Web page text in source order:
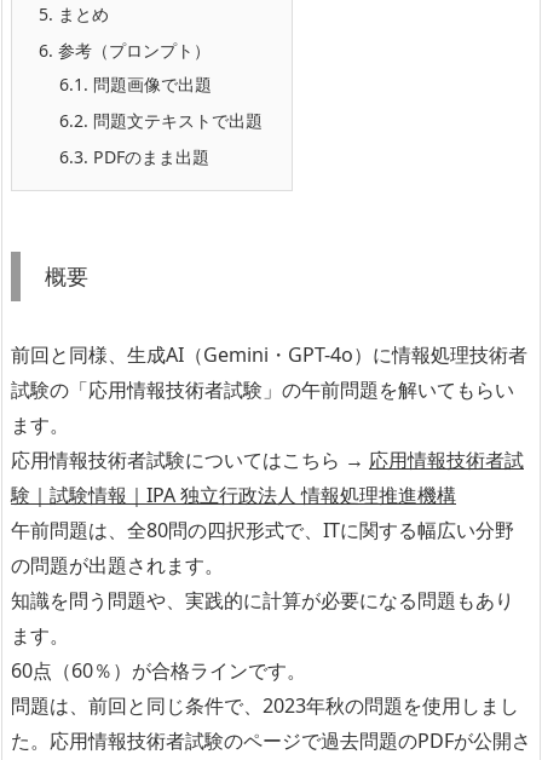
5. まとめ
6. 参考（プロンプト）
6.1. 問題画像で出題
6.2. 問題文テキストで出題
6.3. PDFのまま出題
概要
前回と同様、生成AI（Gemini・GPT-4o）に情報処理技術者
試験の「応用情報技術者試験」の午前問題を解いてもらい
ます。
応用情報技術者試験についてはこちら → 応用情報技術者試
験｜試験情報｜IPA 独立行政法人 情報処理推進機構
午前問題は、全80問の四択形式で、ITに関する幅広い分野
の問題が出題されます。
知識を問う問題や、実践的に計算が必要になる問題もあり
ます。
60点（60％）が合格ラインです。
問題は、前回と同じ条件で、2023年秋の問題を使用しまし
た。応用情報技術者試験のページで過去問題のPDFが公開さ